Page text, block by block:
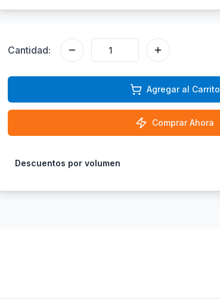
Cantidad:
Agregar al Carrito
Comprar Ahora
Descuentos por volumen